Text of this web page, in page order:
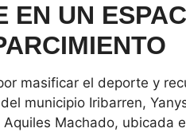
EN UN
masificar el deporte y
municipio Iribarren,
Machado, ubicada